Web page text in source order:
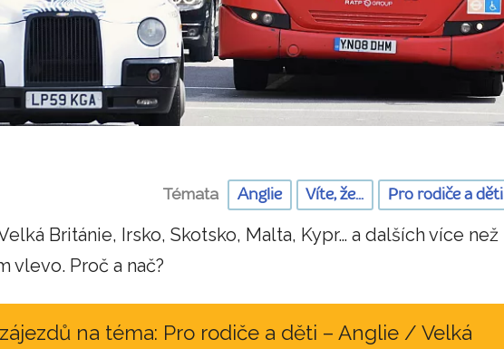
Témata Anglie Víte, že... Pro rodiče a děti
Británie, Irsko, Skotsko, Malta, Kypr… a dalších více než
vlevo. Proč a nač?
na téma: Pro rodiče a děti – Anglie / Velká